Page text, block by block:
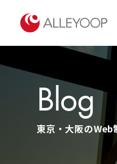
Blog
東京・大阪の